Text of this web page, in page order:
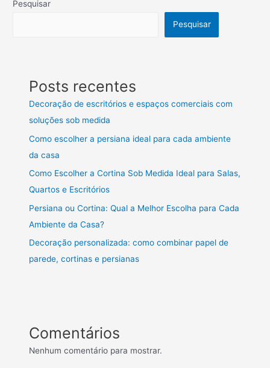
Pesquisar
Pesquisar
Posts recentes
Decoração de escritórios e espaços comerciais com
soluções sob medida
Como escolher a persiana ideal para cada ambiente
da casa
Como Escolher a Cortina Sob Medida Ideal para Salas,
Quartos e Escritórios
Persiana ou Cortina: Qual a Melhor Escolha para Cada
Ambiente da Casa?
Decoração personalizada: como combinar papel de
parede, cortinas e persianas
Comentários
Nenhum comentário para mostrar.